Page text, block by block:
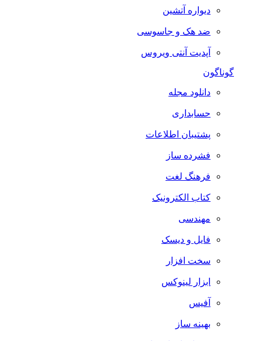
دیواره آتشین
ضد هک و جاسوسی
آپدیت آنتی ویروس
گوناگون
دانلود مجله
حسابداری
پشتیبان اطلاعات
فشرده ساز
فرهنگ لغت
کتاب الکترونیک
مهندسی
فایل و دیسک
سخت افزار
ابزار لینوکس
آفیس
بهینه ساز